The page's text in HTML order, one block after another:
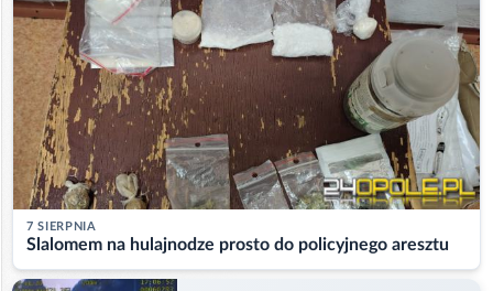
7 SIERPNIA
Slalomem na hulajnodze prosto do policyjnego aresztu